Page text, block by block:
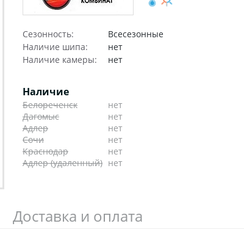
Сезонность:
Всесезонные
Наличие шипа:
нет
Наличие камеры:
нет
Наличие
Белореченск
нет
Дагомыс
нет
Адлер
нет
Сочи
нет
Краснодар
нет
Адлер (удаленный) нет
Доставка и оплата